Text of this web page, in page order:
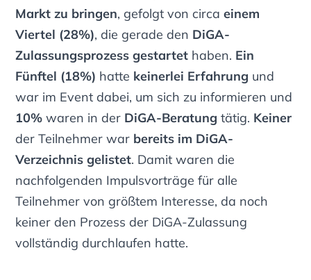
Markt zu bringen, gefolgt von circaeinem
Viertel (28%), die gerade den DiGA-
Zulassungsprozess gestartet haben. Ein
Fünftel (18%) hatte keinerlei Erfahrung und
war im Event dabei, um sich zu informieren und
10% waren in der DiGA-Beratung tätig. Keiner
der Teilnehmer war bereits im DiGA-
Verzeichnis gelistet. Damit waren die
nachfolgenden Impulsvorträge für alle
Teilnehmer von größtem Interesse, da noch
keiner den Prozess der DiGA-Zulassung
vollständig durchlaufen hatte.